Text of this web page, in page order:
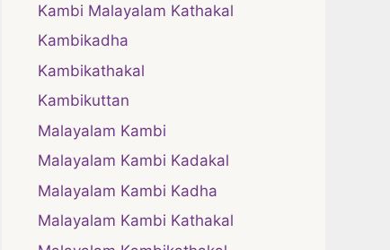
Kambi Malayalam Kathakal
Kambikadha
Kambikathakal
Kambikuttan
Malayalam Kambi
Malayalam Kambi Kadakal
Malayalam Kambi Kadha
Malayalam Kambi Kathakal